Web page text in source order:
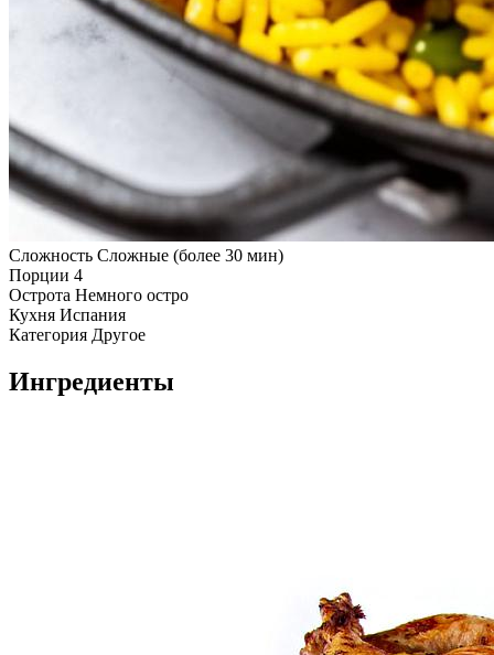
Сложность Сложные (более 30 мин)
Порции 4
Острота Немного остро
Кухня Испания
Категория Другое
Ингредиенты